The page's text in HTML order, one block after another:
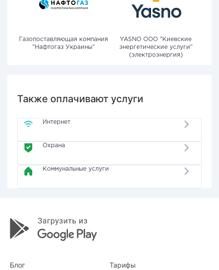
Газопоставляющая компания
"Нафтогаз Украины"
YASNO OOO "Киевские
энергетические услуги"
(электроэнергия)
Также оплачивают услуги
Интернет
Охрана
Коммунальные услуги
Блог Тарифы